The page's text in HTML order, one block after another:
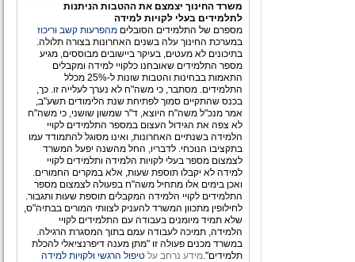
משרד החינוך יצמצם את ההטבות הניתנות
לתלמידים בעלי לקויות למידה
מספרם של התלמידים הסובלים מהפרעות קשב וריכוז
במערכת החינוך עלה בשנים האחרונות בצורה תלולה.
בתיכונים לא מעטים, בעיקר ביישובים מבוססים, מגיע
מספר התלמידים שאובחנו כלקויי למידה ומקבלים
התאמות בבחינות והטבות שונות ל-25% מכלל
התלמידים. מסתבר, כי משה"ח לא נערך לעלייה זו. כך,
בכנס שהתקיים סמוך לפתיחת שנת הלימודים תשע"ב,
אמר מנכ"ל משה"ח היוצא, ד"ר שמשון שושני, כי משה"ח
לא צפה את הגידול העצום במספר התלמידים לקויי
הלמידה בשנתיים האחרונות, ואינו מסוגל להתמודד עמו
בתקציבו הנוכחי. לדבריו, החל מהשנה יפעל המשרד
לצמצום מספר בעלי לקויות הלמידה ותלמידים לקויי
למידה לא יקבלו תוספת שעות, אלא במקרים החמורים.
ואכן בימים אלו מתחיל משה"ח בפעולה לצמצום מספר
התלמידים לקויי הלמידה המקבלים תוספת שעות ותגבור.
לחילופין מתכוון המשרד להעניק לצוותי המורים בבתיה"ס,
שלא תמיד מיומנים בעבודה עם התלמידים לקויי
הלמידה, תמיכה לעבודה עמם בתוך המסגרת הרגילה.
במשרד מכנים פעולה זו "מתן מענה דיפרנציאלי להכלת
תלמידים".מידע נרחב על טיפול הרגשי ולקויות למידה